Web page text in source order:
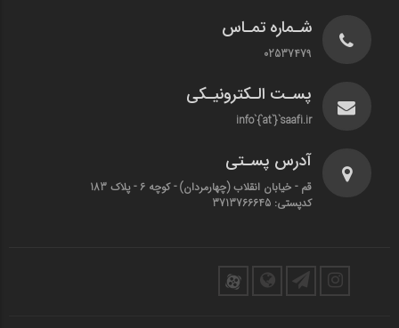
شـماره تمـاس
02537479
پسـت الـکترونیـکی
info`{`at`}`saafi.ir
آدرس پسـتی
قم - خیابان انقلاب (چهارمردان)‌ - کوچه 6 - پلاک 183
کدپستی: 3713766645